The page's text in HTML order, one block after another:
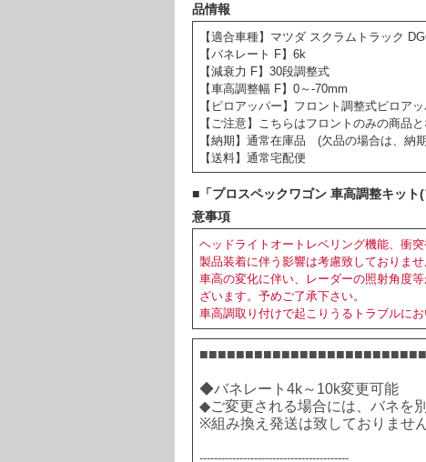
品情報
【適合車種】マツダ スクラムトラック
【バネレート F】6k
【減衰力 F】30段調整式
【車高調整幅 F】0～-70mm
【ピロアッパー】フロント調整式ピロア
【ご注意】こちらはフロントのみの商品と
【納期】通常在庫品 (欠品の場合は、納
【送料】通常宅配便
■「プロスペックワゴン 車高調整キッ
意事項
ヘッドライトオートレベリング機能、衝
製品装着に伴う影響は考慮致しておりませ
車高の変化に伴い、レーダーの照射角度
ざいます。予めご了承下さい。
車高調取り付けで起こりうるトラブルに
◆バネレート4k～10k変更可能
◆ご変更される場合には、バネを
※組み換え発送は致しておりません
-----------------------------------------